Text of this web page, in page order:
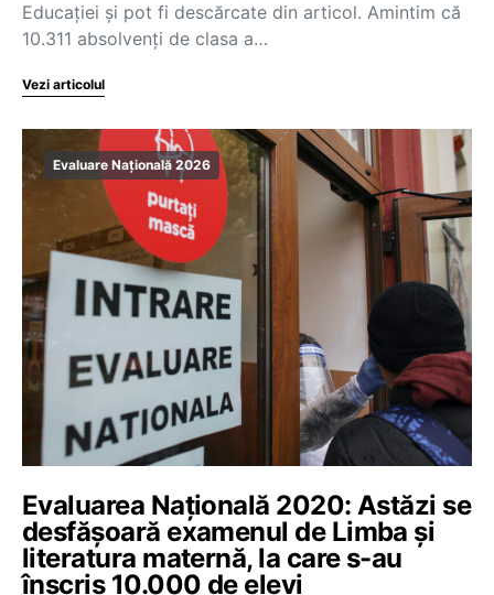
Educației și pot fi descărcate din articol. Amintim că
10.311 absolvenți de clasa a…
Vezi articolul
Evaluare Națională 2026
Evaluarea Națională 2020: Astăzi se
desfășoară examenul de Limba și
literatura maternă, la care s-au
înscris 10.000 de elevi